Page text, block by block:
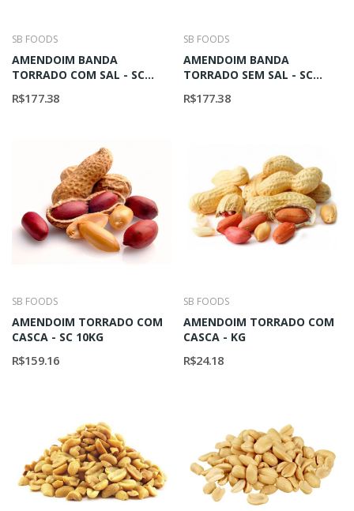
SB FOODS
AMENDOIM BANDA
TORRADO COM SAL - SC
R$177.38
SB FOODS
AMENDOIM BANDA
TORRADO SEM SAL - SC
R$177.38
SB FOODS
AMENDOIM TORRADO COM
CASCA - SC 10KG
R$159.16
SB FOODS
AMENDOIM TORRADO COM
CASCA - KG
R$24.18